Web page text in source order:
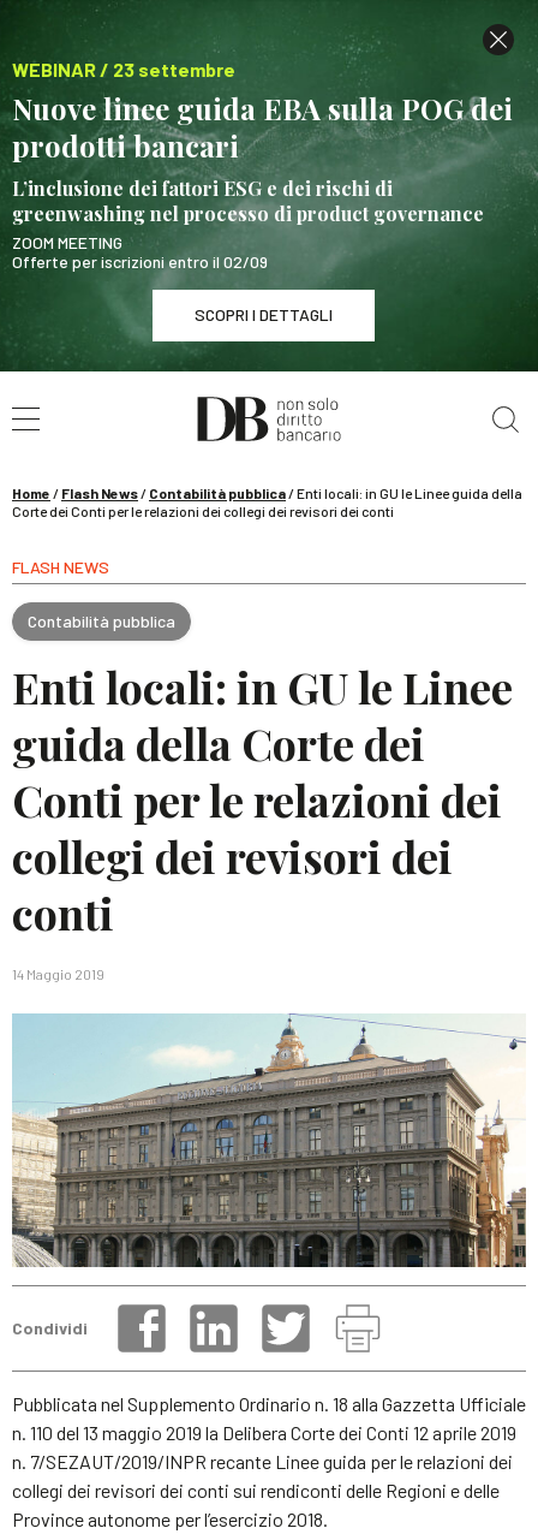
WEBINAR / 23 settembre
Nuove linee guida EBA sulla POG dei
prodotti bancari
L’inclusione dei fattori ESG e dei rischi di
greenwashing nel processo di product governance
ZOOM MEETING
Offerte per iscrizioni entro il 02/09
SCOPRI I DETTAGLI
WEBINAR / 23 settembre
Nuove linee guida EBA sulla POG dei prodotti
SCOPRI I DETTAGLI
Home / Flash News/ Contabilità pubblica/Enti locali: in GU le Linee guida della
Corte dei Conti per le relazioni dei collegi dei revisori dei conti
FLASH NEWS
Contabilità pubblica
Enti locali: in GU le Linee
guida della Corte dei
Conti per le relazioni dei
collegi dei revisori dei
conti
14 Maggio 2019
Condividi
Pubblicata nel Supplemento Ordinario n. 18 alla Gazzetta Ufficiale
n. 110 del 13 maggio 2019 la Delibera Corte dei Conti 12 aprile 2019
n. 7/SEZAUT/2019/INPR recante Linee guida per le relazioni dei
collegi dei revisori dei conti sui rendiconti delle Regioni e delle
Province autonome per l’esercizio 2018.